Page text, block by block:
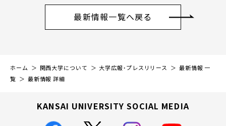
最新情報一覧へ戻る
ホーム 関西大学について 大学広報・プレスリリース
最新情報 一
覧
最新情報 詳細
KANSAI UNIVERSITY SOCIAL MEDIA